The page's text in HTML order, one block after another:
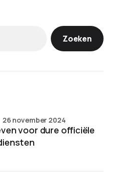
Zoeken
voor dure officiële
26 november 2024